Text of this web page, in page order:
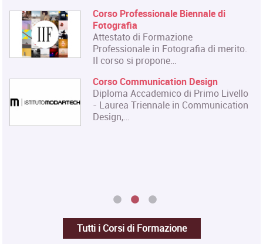
Corso Professionale Biennale di
Fotografia
Attestato di Formazione
Professionale in Fotografia di merito.
Il corso si propone…
Corso Communication Design
Diploma Accademico di Primo Livello
- Laurea Triennale in Communication
Design,…
Tutti i Corsi di Formazione